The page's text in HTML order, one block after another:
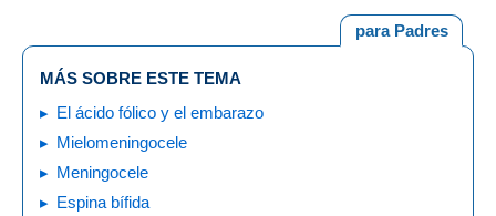
para Padres
MÁS SOBRE ESTE TEMA
El ácido fólico y el embarazo
Mielomeningocele
Meningocele
Espina bífida